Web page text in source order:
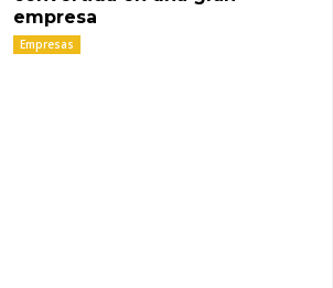
empresa
Empresas